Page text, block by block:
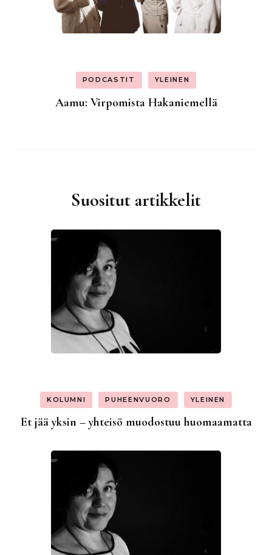
PODCASTIT YLEINEN
Aamu: Virpomista Hakaniemellä
Suositut artikkelit
KOLUMNI PUHEENVUORO YLEINEN
Et jää yksin – yhteisö muodostuu huomaamatta